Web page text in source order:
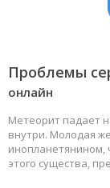
Проблемы
онлайн
Метеорит падает
внутри. Молодая
инопланетянином,
этого существа,